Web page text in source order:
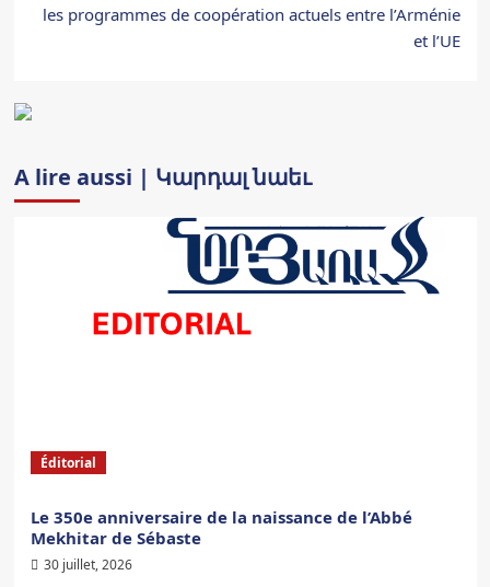
les programmes de coopération actuels entre l’Arménie
et l’UE
A lire aussi | Կարդալ նաեւ
Éditorial
Le 350e anniversaire de la naissance de l’Abbé
Mekhitar de Sébaste
30 juillet, 2026